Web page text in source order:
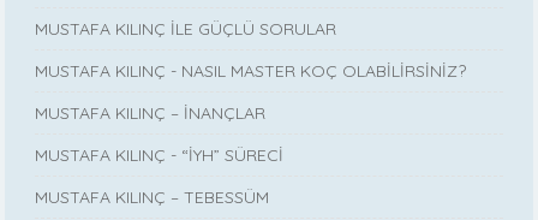
MUSTAFA KILINÇ İLE GÜÇLÜ SORULAR
MUSTAFA KILINÇ - NASIL MASTER KOÇ OLABİLİRSİNİZ?
MUSTAFA KILINÇ – İNANÇLAR
MUSTAFA KILINÇ - “İYH” SÜRECİ
MUSTAFA KILINÇ – TEBESSÜM